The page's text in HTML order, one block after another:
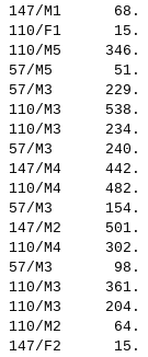
147/M1      68.
110/F1      15.
110/M5     346.
57/M5       51.
57/M3      229.
110/M3     538.
110/M3     234.
57/M3      240.
147/M4     442.
110/M4     482.
57/M3      154.
147/M2     501.
110/M4     302.
57/M3       98.
110/M3     361.
110/M3     204.
110/M2      64.
147/F2      15.